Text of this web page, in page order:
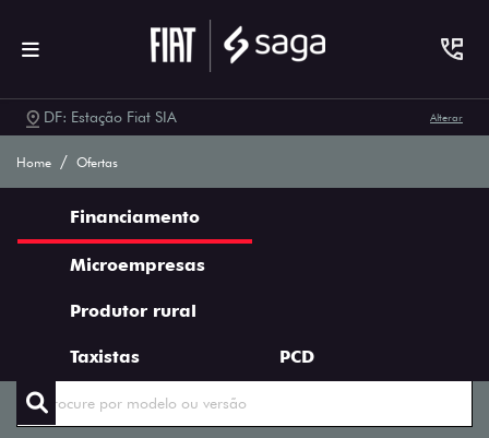
DF: Estação Fiat SIA Alterar
Home Ofertas
Financiamento
Microempresas
Produtor rural
Taxistas PCD
Ofertas Saga Fiat